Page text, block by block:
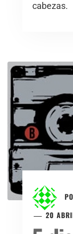
cabezas.
20